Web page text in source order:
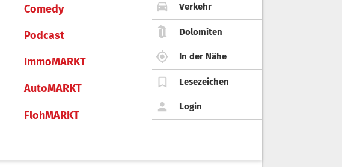
Comedy
Podcast
ImmoMARKT
AutoMARKT
FlohMARKT
Verkehr
Dolomiten
In der Nähe
Lesezeichen
Login